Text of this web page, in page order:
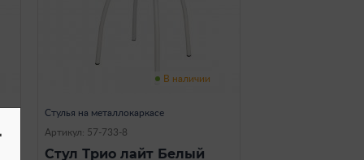
В наличии
Стулья на металлокаркасе
Артикул: 57-733-8
Стул Трио лайт Белый